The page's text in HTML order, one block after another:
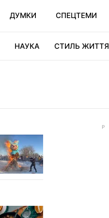
ДУМКИ СПЕЦТЕМИ
НАУКА СТИЛЬ ЖИТТЯ